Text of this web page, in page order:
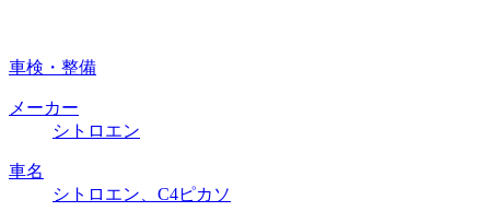
車検・整備
メーカー
シトロエン
車名
シトロエン、C4ピカソ